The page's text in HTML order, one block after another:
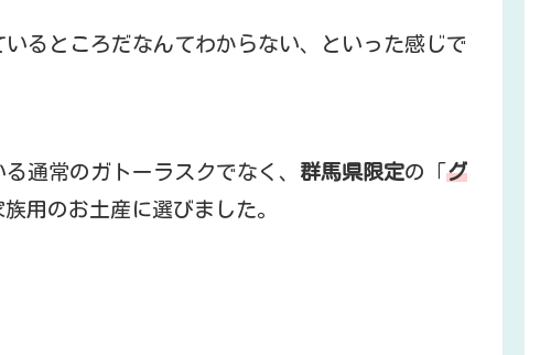
るところだなんてわからない、といった感じで
通常のガトーラスクでなく、 群馬県限定の「グ
用のお土産に選びました。